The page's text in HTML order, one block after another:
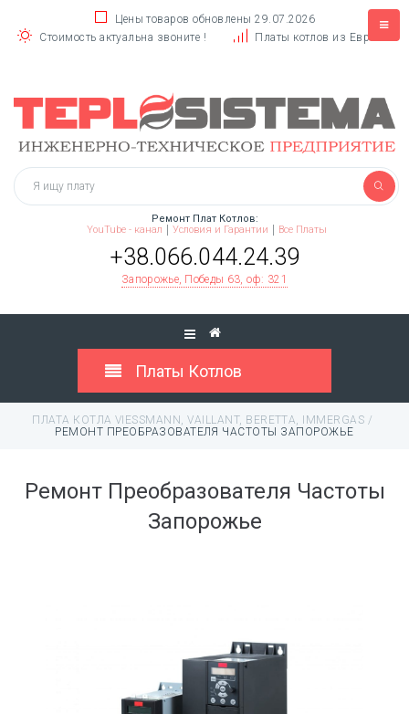
Цены товаров обновлены 29.07.2026
Стоимость актуальна звоните !
Платы котлов из Европы
Ремонт Плат Котлов:
YouTube - канал
Условия и Гарантии Все Платы
+38.066.044.24.39
Запорожье, Победы 63, оф: 321
Платы Котлов
ПЛАТА КОТЛА VIESSMANN, VAILLANT, BERETTA, IMMERGAS /
РЕМОНТ ПРЕОБРАЗОВАТЕЛЯ ЧАСТОТЫ ЗАПОРОЖЬЕ
Ремонт Преобразователя Частоты
Запорожье